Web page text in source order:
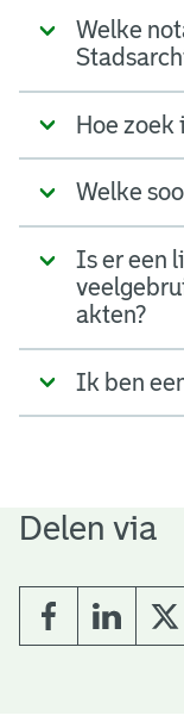
Welke
Hoe
Welke
Is er een
akten?
Ik ben
Delen via